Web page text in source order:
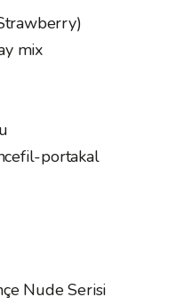
mix
portakal
Nude Serisi